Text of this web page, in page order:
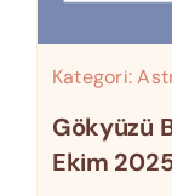
Kategori:
Gökyüzü
Ekim